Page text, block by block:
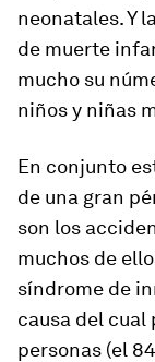
neonatales. Y
de muerte
mucho su
niños y niñas
En conjunto
de una gran
son los
muchos de
síndrome de
causa del cual
personas (el